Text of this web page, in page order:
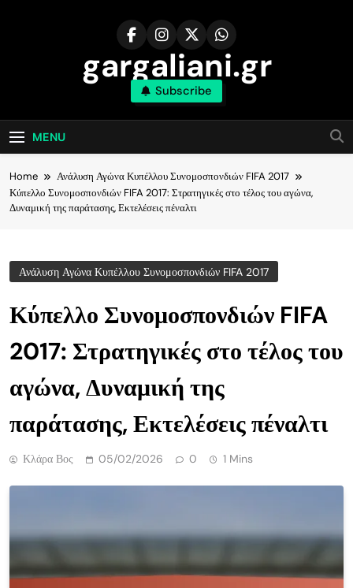
gargaliani.gr
Subscribe
MENU
Home
Ανάλυση Αγώνα Κυπέλλου Συνομοσπονδιών FIFA 2017
Κύπελλο Συνομοσπονδιών FIFA 2017: Στρατηγικές στο τέλος του αγώνα,
Δυναμική της παράτασης, Εκτελέσεις πέναλτι
Ανάλυση Αγώνα Κυπέλλου Συνομοσπονδιών FIFA 2017
Κύπελλο Συνομοσπονδιών FIFA
2017: Στρατηγικές στο τέλος του
αγώνα, Δυναμική της
παράτασης, Εκτελέσεις πέναλτι
Κλάρα Βος 05/02/2026 0 1 Mins